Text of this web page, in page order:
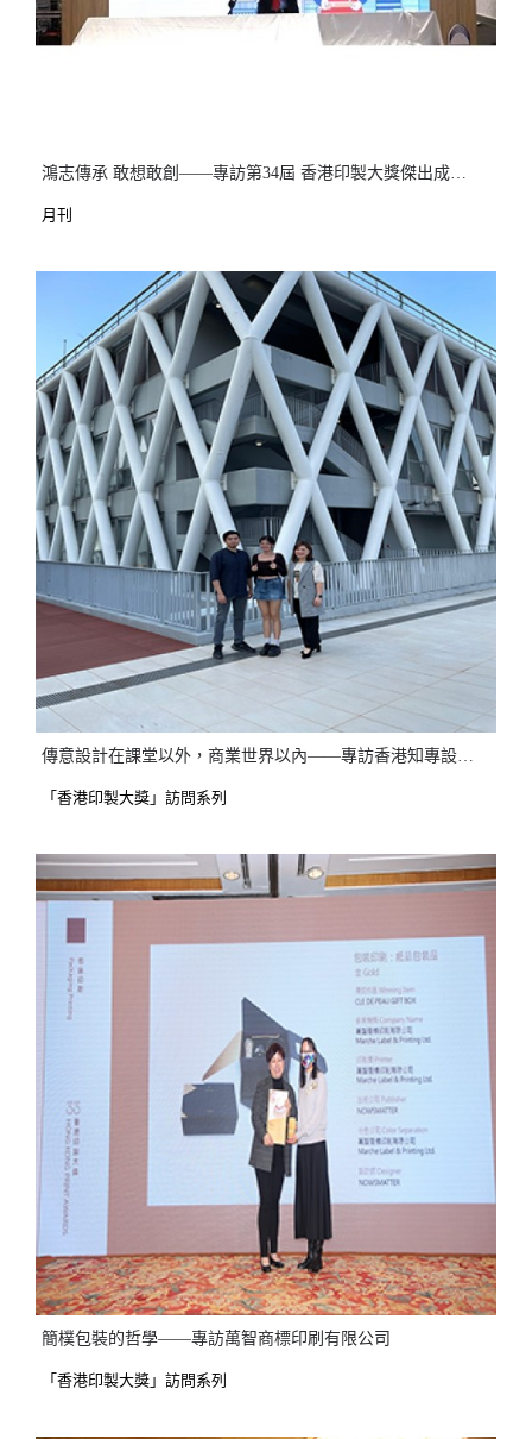
鴻志傳承 敢想敢創——專訪第34屆 香港印製大獎傑出成就大獎（印刷界） 鴻興印刷集團有限公司 執行主席 任澤明先生
月刊
傳意設計在課堂以外，商業世界以內——專訪香港知專設計學院
「香港印製大獎」訪問系列
簡樸包裝的哲學——專訪萬智商標印刷有限公司
「香港印製大獎」訪問系列